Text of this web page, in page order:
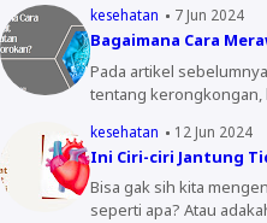
kesehatan 7 Jun 2024
Bagaimana Cara
Pada artikel sebelumnya
tentang
kesehatan 12 Jun 2024
Ini Ciri-ciri Jantung
Bisa gak sih kita
seperti apa? Atau